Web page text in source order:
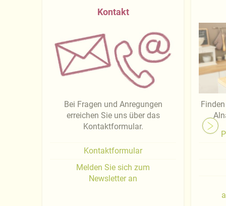
Kontakt
Bei Fragen und Anregungen
erreichen Sie uns über das
Kontaktformular.
Kontaktformular
Melden Sie sich zum
Newsletter an